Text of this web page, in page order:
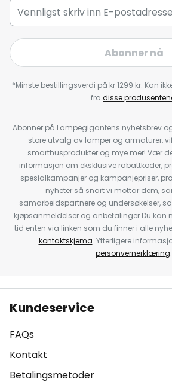
Abonner nå
*Minste bestillingsverdi på kr 1299 kr. Kan
fra disse
Abonner på Lampegigantens nyhetsbrev
store utvalg av lamper og armaturer,
smarthusprodukter og mye mer! Vær
informasjon om eksklusive rabattkoder,
spesialkampanjer og kampanjepriser,
nyheter så snart vi mottar dem,
samarbeidspartnere og undersøkelser,
kjøpsanmeldelser og anbefalinger.Du kan
tid enten via linken som du finner i alle
kontaktskjema. Ytterligere
personvernerklæring.
Kundeservice
FAQs
Kontakt
Betalingsmetoder